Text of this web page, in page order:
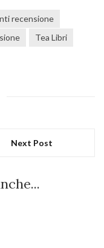
recensione
Tea Libri
Next Post